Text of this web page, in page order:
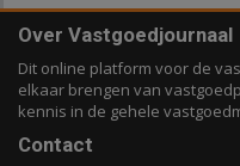
Over Vastgoedjournaal
Dit online platform voor de
elkaar brengen van
kennis in de gehele
Contact